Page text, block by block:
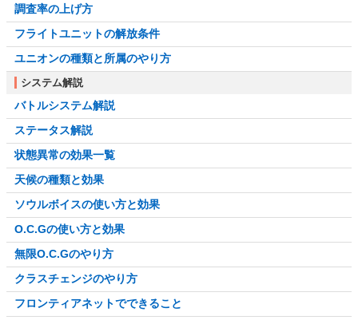
調査率の上げ方
フライトユニットの解放条件
ユニオンの種類と所属のやり方
システム解説
バトルシステム解説
ステータス解説
状態異常の効果一覧
天候の種類と効果
ソウルボイスの使い方と効果
O.C.Gの使い方と効果
無限O.C.Gのやり方
クラスチェンジのやり方
フロンティアネットでできること